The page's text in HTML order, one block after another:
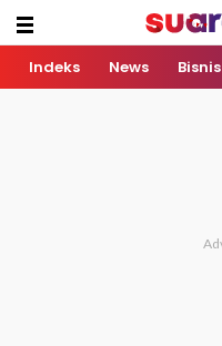
Indeks News Bisnis